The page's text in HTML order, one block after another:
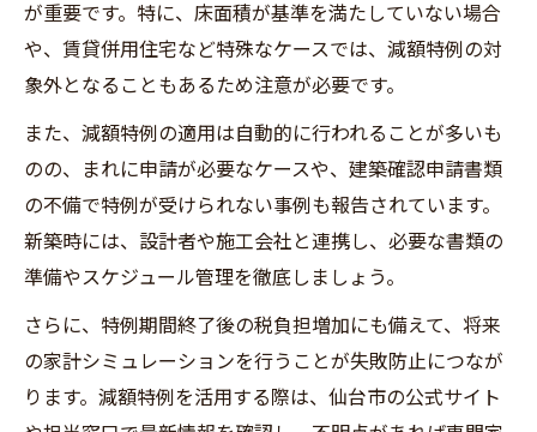
が重要です。特に、床面積が基準を満たしていない場合
や、賃貸併用住宅など特殊なケースでは、減額特例の対
象外となることもあるため注意が必要です。
また、減額特例の適用は自動的に行われることが多いも
のの、まれに申請が必要なケースや、建築確認申請書類
の不備で特例が受けられない事例も報告されています。
新築時には、設計者や施工会社と連携し、必要な書類の
準備やスケジュール管理を徹底しましょう。
さらに、特例期間終了後の税負担増加にも備えて、将来
の家計シミュレーションを行うことが失敗防止につなが
ります。減額特例を活用する際は、仙台市の公式サイト